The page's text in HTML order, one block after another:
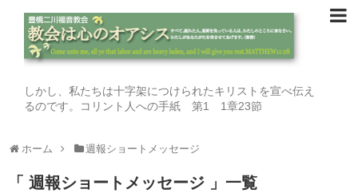
しかし、私たちは十字架につけられたキリストを宣べ伝え
るのです。コリント人への手紙 第1 1章23節
ホーム 週報ショートメッセージ
「 週報ショートメッセージ 」一覧